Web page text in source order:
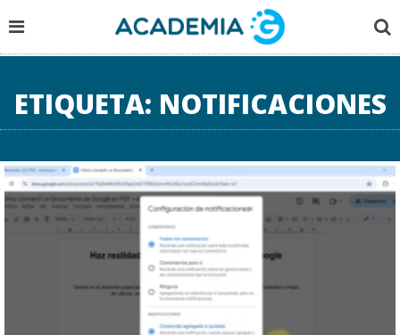
ETIQUETA: NOTIFICACIONES